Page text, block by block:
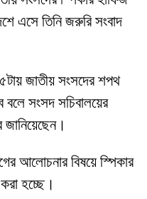
এসে তিনি জরুরি সংবাদ
জাতীয় সংসদের শপথ
বলে সংসদ সচিবালয়ের
জানিয়েছেন।
আলোচনার বিষয়ে স্পিকার
হচ্ছে।